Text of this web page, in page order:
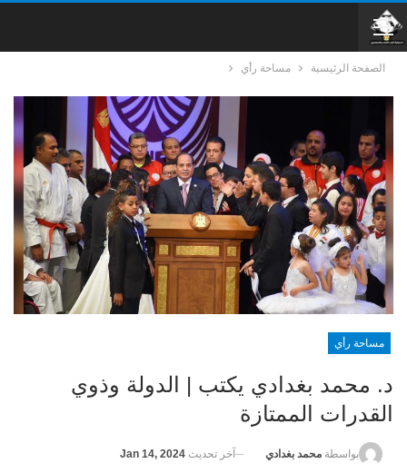
الصفحة الرئيسية مساحة رأي
مساحة رأي
د. محمد بغدادي يكتب | الدولة وذوي
القدرات الممتازة
بواسطة محمد بغدادي آخر تحديث Jan 14, 2024